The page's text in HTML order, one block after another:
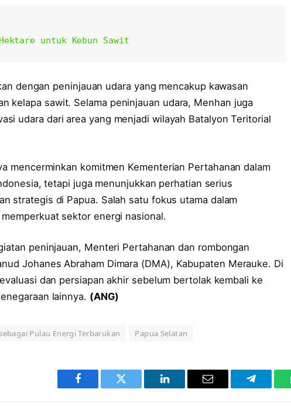
untuk Kebun Sawit
dengan peninjauan udara yang mencakup kawasan
kelapa sawit. Selama peninjauan udara, Menhan juga
udara dari area yang menjadi wilayah Batalyon Teritorial
mencerminkan komitmen Kementerian Pertahanan dalam
tetapi juga menunjukkan perhatian serius
strategis di Papua. Salah satu fokus utama dalam
sektor energi nasional.
peninjauan, Menteri Pertahanan dan rombongan
Johanes Abraham Dimara (DMA), Kabupaten Merauke. Di
dan persiapan akhir sebelum bertolak kembali ke
lainnya. (ANG)
Pulau Energi Terbarukan Papua Selatan
Facebook Twitter LinkedIn Email Telegram